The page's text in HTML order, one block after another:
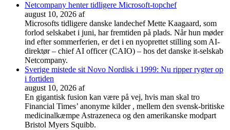
Netcompany henter tidligere Microsoft-topchef
august 10, 2026 af
Microsofts tidligere danske landechef Mette Kaagaard, som
forlod selskabet i juni, har fremtiden på plads. Når hun møder
ind efter sommerferien, er det i en nyoprettet stilling som AI-
direktør – chief AI officer (CAIO) – hos det danske it-selskab
Netcompany.
Sverige mistede sit Novo Nordisk i 1999: Nu ripper rygter op
i fortiden
august 10, 2026 af
En gigantisk fusion kan være på vej, hvis man skal tro
Financial Times’ anonyme kilder , mellem den svensk-britiske
medicinalkæmpe Astrazeneca og den amerikanske modpart
Bristol Myers Squibb.